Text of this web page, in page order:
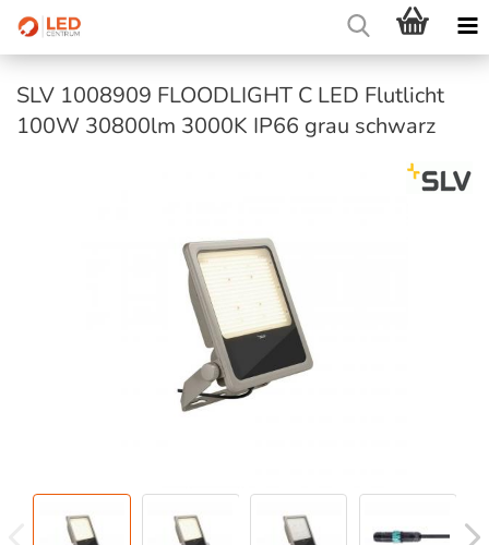
SLV 1008909 FLOODLIGHT C LED Flutlicht
100W 30800lm 3000K IP66 grau schwarz